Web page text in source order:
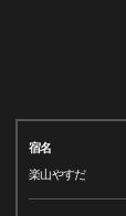
宿名
楽山やすだ